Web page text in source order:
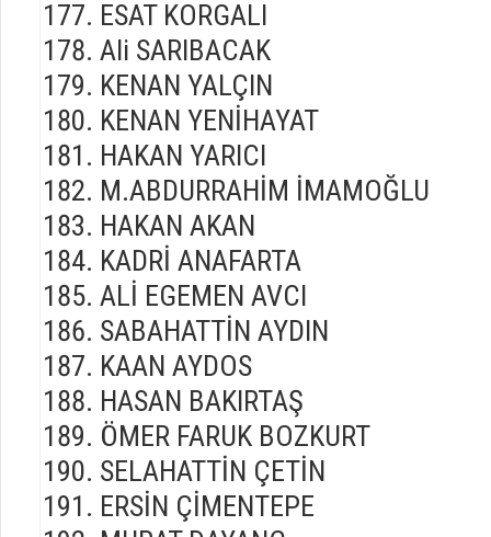
ESAT KORGALI
Ali SARIBACAK
KENAN YALÇIN
KENAN YENİHAYAT
HAKAN YARICI
M.ABDURRAHİM İMAMOĞLU
HAKAN AKAN
KADRİ ANAFARTA
ALİ EGEMEN AVCI
SABAHATTİN AYDIN
KAAN AYDOS
HASAN BAKIRTAŞ
ÖMER FARUK BOZKURT
SELAHATTİN ÇETİN
ERSİN ÇİMENTEPE